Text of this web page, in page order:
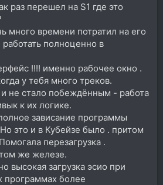
раз перешел на S1 где это
много времени потратил на его
полноценно в
!!!! именно рабочее окно .
у тебя много треков.
не стало побеждённым - работа
к их логике.
зависание программы
это и в Кубейзе было . притом
перезагрузка .
же железе.
высокая загрузка эсио при
программах более